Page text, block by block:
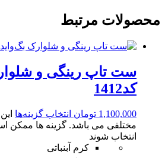
محصولات مرتبط
ست تاپ رینگی و
کد1412
1,100,000 تومان انتخاب گزینه‌ها
مختلفی می باشد. گزینه ها
انتخاب شوند
کرم آبنباتی